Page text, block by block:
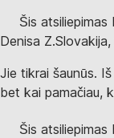
Šis
Denisa Z.Slovakija,
Jie tikrai šaunūs.
bet kai pamačiau,
Šis